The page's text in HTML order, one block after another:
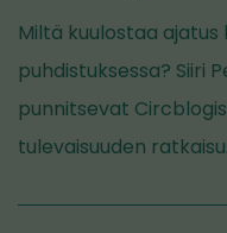
Miltä kuulostaa
puhdistuksessa? Siiri
punnitsevat
tulevaisuuden ratkaisu.